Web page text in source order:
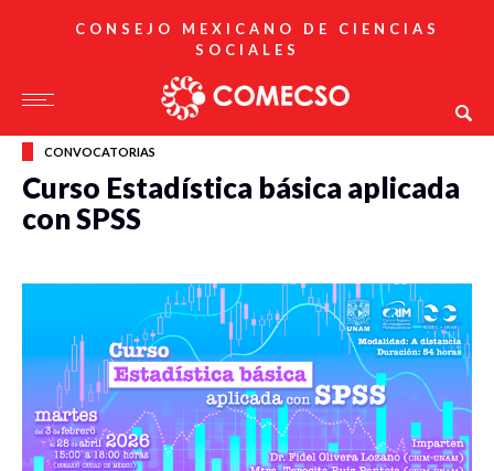
CONSEJO MEXICANO DE CIENCIAS
SOCIALES
CONVOCATORIAS
Curso Estadística básica aplicada
con SPSS